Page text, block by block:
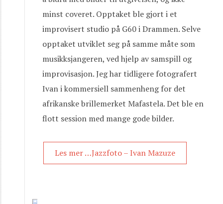
minst coveret. Opptaket ble gjort i et
improvisert studio på G60 i Drammen. Selve
opptaket utviklet seg på samme måte som
musikksjangeren, ved hjelp av samspill og
improvisasjon. Jeg har tidligere fotografert
Ivan i kommersiell sammenheng for det
afrikanske brillemerket Mafastela. Det ble en
flott session med mange gode bilder.
Les mer …Jazzfoto – Ivan Mazuze